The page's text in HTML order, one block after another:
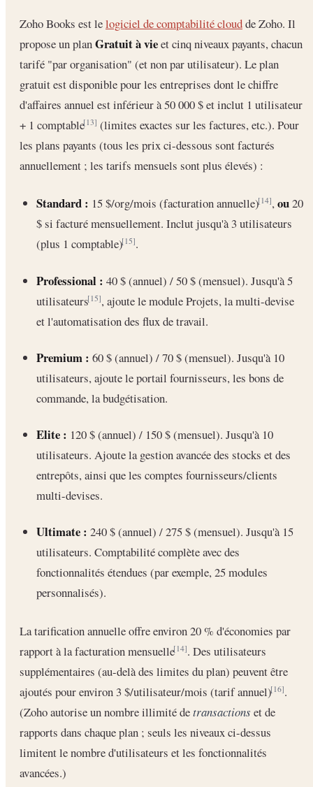
Zoho Books est lelogiciel de comptabilité cloudde Zoho. Il
propose un planGratuit à vieet cinq niveaux payants, chacun
tarifé "par organisation" (et non par utilisateur). Le plan
gratuit est disponible pour les entreprises dont le chiffre
d'affaires annuel est inférieur à 50 000 $ et inclut 1 utilisateur
+ 1 comptable[13] (limites exactes sur les factures, etc.). Pour
les plans payants (tous les prix ci-dessous sont facturés
annuellement ; les tarifs mensuels sont plus élevés) :
Standard : 15 $/org/mois (facturation annuelle)[14],ou20
$ si facturé mensuellement. Inclut jusqu'à 3 utilisateurs
(plus 1 comptable)[15].
Professional : 40 $ (annuel) / 50 $ (mensuel). Jusqu'à 5
utilisateurs[15], ajoute le module Projets, la multi-devise
et l'automatisation des flux de travail.
Premium : 60 $ (annuel) / 70 $ (mensuel). Jusqu'à 10
utilisateurs, ajoute le portail fournisseurs, les bons de
commande, la budgétisation.
Elite : 120 $ (annuel) / 150 $ (mensuel). Jusqu'à 10
utilisateurs. Ajoute la gestion avancée des stocks et des
entrepôts, ainsi que les comptes fournisseurs/clients
multi-devises.
Ultimate : 240 $ (annuel) / 275 $ (mensuel). Jusqu'à 15
utilisateurs. Comptabilité complète avec des
fonctionnalités étendues (par exemple, 25 modules
personnalisés).
La tarification annuelle offre environ 20 % d'économies par
rapport à la facturation mensuelle[14]. Des utilisateurs
supplémentaires (au-delà des limites du plan) peuvent être
ajoutés pour environ 3 $/utilisateur/mois (tarif annuel)[16].
(Zoho autorise un nombre illimité detransactions et de
rapports dans chaque plan ; seuls les niveaux ci-dessus
limitent le nombre d'utilisateurs et les fonctionnalités
avancées.)